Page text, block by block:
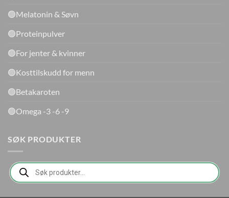
🟢Melatonin & Søvn
🟢Proteinpulver
🟢For jenter & kvinner
🟢Kosttilskudd for menn
🟢Betakaroten
🟢Omega -3 -6 -9
SØK PRODUKTER
Products
search